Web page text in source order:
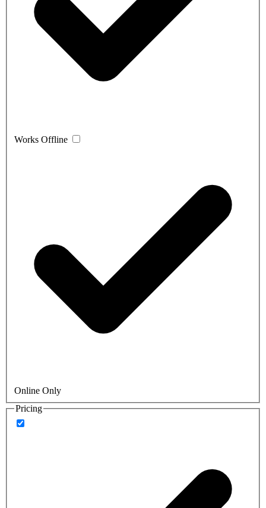
Works Offline
Online Only
Pricing